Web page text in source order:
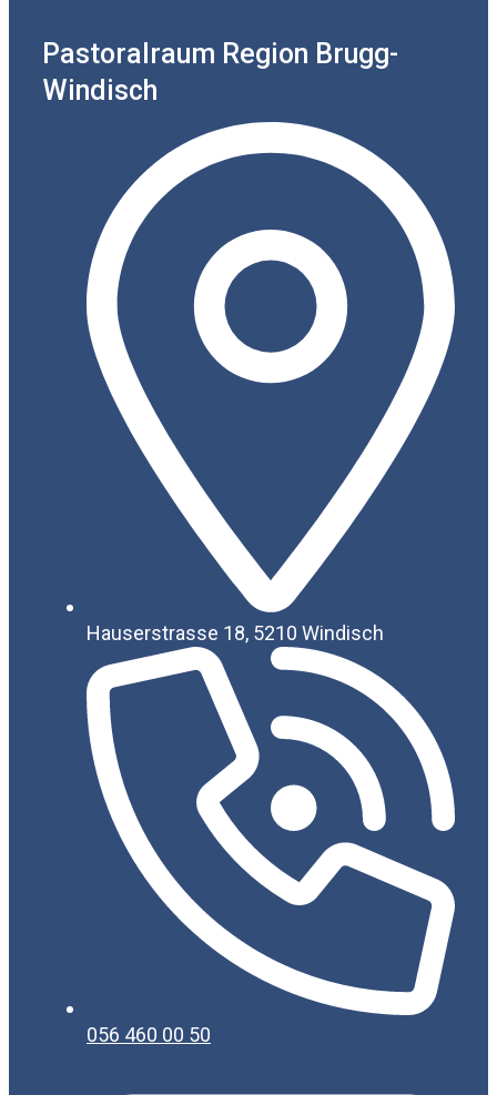
Pastoralraum Region Brugg-
Windisch
Hauserstrasse 18, 5210 Windisch
056 460 00 50